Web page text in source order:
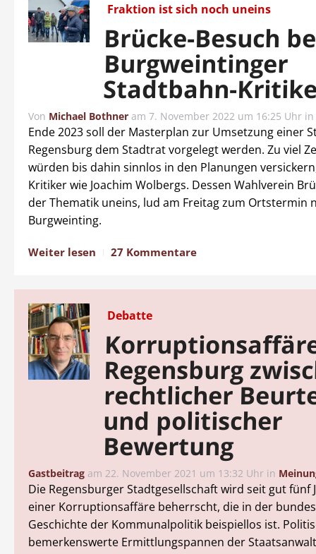
Fraktion ist sich noch uneins
Brücke-Besuch
Burgweintinger
Stadtbahn-
Von Michael Bothner am 7. November 2022 um 16:25 Uhr in
Ende 2023 soll der Masterplan zur Umsetzung einer
Regensburg dem Stadtrat vorgelegt werden. Zu viel
würden bis dahin sinnlos in den Planungen
Kritiker wie Joachim Wolbergs. Dessen Wahlverein
der Thematik uneins, lud am Freitag zum Ortstermin
Burgweinting.
Weiter lesen 27 Kommentare
Debatte
Regensburg
rechtlicher
und politischer
Bewertung
Gastbeitrag am 22. November 2021 um 13:32 Uhr in
Die Regensburger Stadtgesellschaft wird seit gut fünf
einer Korruptionsaffäre beherrscht, die in der
Geschichte der Kommunalpolitik beispiellos ist.
bemerkenswerte Ermittlungspannen der